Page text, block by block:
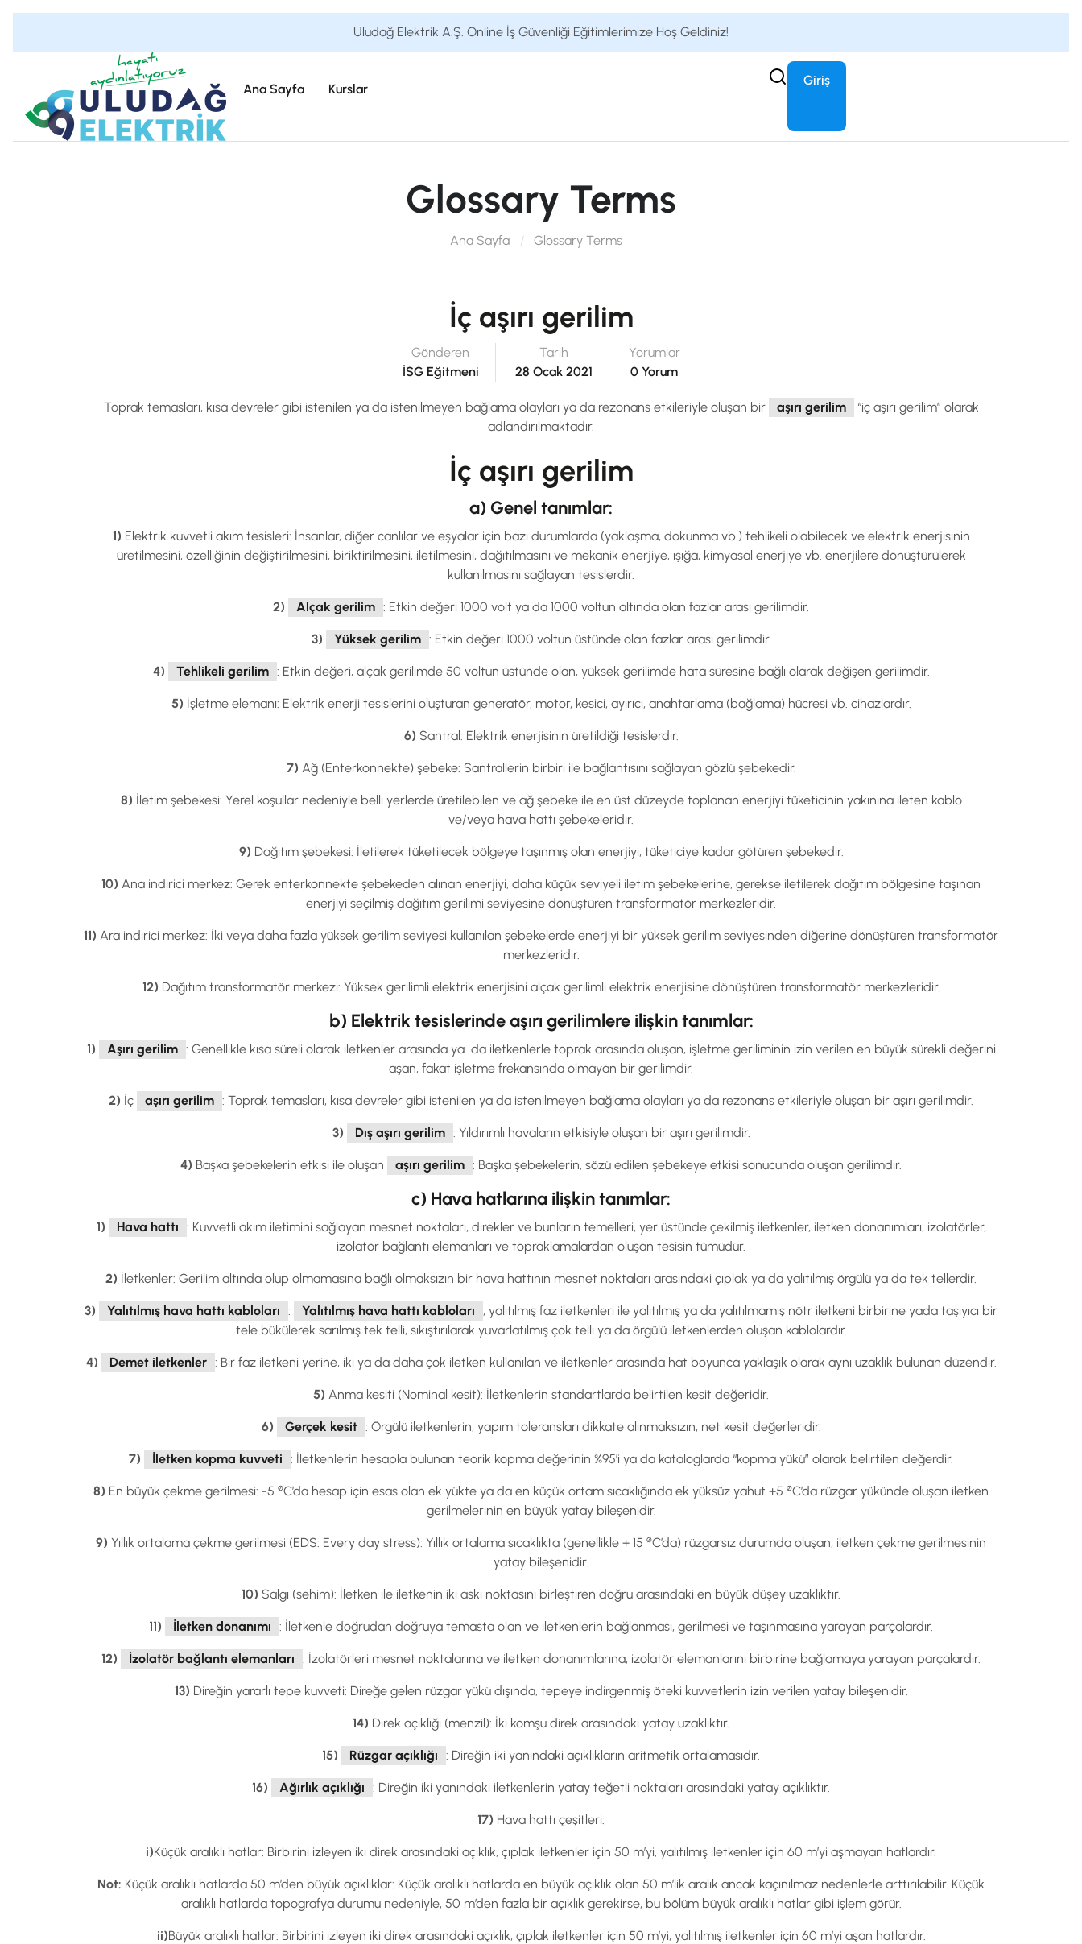
Uludağ Elektrik A.Ş. Online İş Güvenliği Eğitimlerimize Hoş Geldiniz!
Ana Sayfa Kurslar
Giriş
Glossary Terms
Ana Sayfa Glossary Terms
İç aşırı gerilim
Gönderen
İSG Eğitmeni
Tarih
28 Ocak 2021
Yorumlar
0 Yorum
Toprak temasları, kısa devreler gibi istenilen ya da istenilmeyen bağlama olayları ya da rezonans etkileriyle oluşan bir aşırı gerilim
“iç aşırı gerilim” olarak
adlandırılmaktadır.
İç aşırı gerilim
a) Genel tanımlar:
1) Elektrik kuvvetli akım tesisleri: İnsanlar, diğer canlılar ve eşyalar için bazı durumlarda (yaklaşma, dokunma vb.) tehlikeli olabilecek ve elektrik enerjisinin
üretilmesini, özelliğinin değiştirilmesini, biriktirilmesini, iletilmesini, dağıtılmasını ve mekanik enerjiye, ışığa, kimyasal enerjiye vb. enerjilere dönüştürülerek
kullanılmasını sağlayan tesislerdir.
2) Alçak gerilim : Etkin değeri 1000 volt ya da 1000 voltun altında olan fazlar arası gerilimdir.
3) Yüksek gerilim : Etkin değeri 1000 voltun üstünde olan fazlar arası gerilimdir.
4) Tehlikeli gerilim : Etkin değeri, alçak gerilimde 50 voltun üstünde olan, yüksek gerilimde hata süresine bağlı olarak değişen gerilimdir.
5) İşletme elemanı: Elektrik enerji tesislerini oluşturan generatör, motor, kesici, ayırıcı, anahtarlama (bağlama) hücresi vb. cihazlardır.
6) Santral: Elektrik enerjisinin üretildiği tesislerdir.
7) Ağ (Enterkonnekte) şebeke: Santrallerin birbiri ile bağlantısını sağlayan gözlü şebekedir.
8) İletim şebekesi: Yerel koşullar nedeniyle belli yerlerde üretilebilen ve ağ şebeke ile en üst düzeyde toplanan enerjiyi tüketicinin yakınına ileten kablo
ve/veya hava hattı şebekeleridir.
9) Dağıtım şebekesi: İletilerek tüketilecek bölgeye taşınmış olan enerjiyi, tüketiciye kadar götüren şebekedir.
10) Ana indirici merkez: Gerek enterkonnekte şebekeden alınan enerjiyi, daha küçük seviyeli iletim şebekelerine, gerekse iletilerek dağıtım bölgesine taşınan
enerjiyi seçilmiş dağıtım gerilimi seviyesine dönüştüren transformatör merkezleridir.
11) Ara indirici merkez: İki veya daha fazla yüksek gerilim seviyesi kullanılan şebekelerde enerjiyi bir yüksek gerilim seviyesinden diğerine dönüştüren transformatör
merkezleridir.
12) Dağıtım transformatör merkezi: Yüksek gerilimli elektrik enerjisini alçak gerilimli elektrik enerjisine dönüştüren transformatör merkezleridir.
b) Elektrik tesislerinde aşırı gerilimlere ilişkin tanımlar:
1) Aşırı gerilim : Genellikle kısa süreli olarak iletkenler arasında ya da iletkenlerle toprak arasında oluşan, işletme geriliminin izin verilen en büyük sürekli değerini
aşan, fakat işletme frekansında olmayan bir gerilimdir.
2) İç aşırı gerilim : Toprak temasları, kısa devreler gibi istenilen ya da istenilmeyen bağlama olayları ya da rezonans etkileriyle oluşan bir aşırı gerilimdir.
3) Dış aşırı gerilim : Yıldırımlı havaların etkisiyle oluşan bir aşırı gerilimdir.
4) Başka şebekelerin etkisi ile oluşan aşırı gerilim : Başka şebekelerin, sözü edilen şebekeye etkisi sonucunda oluşan gerilimdir.
c) Hava hatlarına ilişkin tanımlar:
1) Hava hattı : Kuvvetli akım iletimini sağlayan mesnet noktaları, direkler ve bunların temelleri, yer üstünde çekilmiş iletkenler, iletken donanımları, izolatörler,
izolatör bağlantı elemanları ve topraklamalardan oluşan tesisin tümüdür.
2) İletkenler: Gerilim altında olup olmamasına bağlı olmaksızın bir hava hattının mesnet noktaları arasındaki çıplak ya da yalıtılmış örgülü ya da tek tellerdir.
3) Yalıtılmış hava hattı kabloları : Yalıtılmış hava hattı kabloları
, yalıtılmış faz iletkenleri ile yalıtılmış ya da yalıtılmamış nötr iletkeni birbirine yada taşıyıcı bir
tele bükülerek sarılmış tek telli, sıkıştırılarak yuvarlatılmış çok telli ya da örgülü iletkenlerden oluşan kablolardır.
4) Demet iletkenler : Bir faz iletkeni yerine, iki ya da daha çok iletken kullanılan ve iletkenler arasında hat boyunca yaklaşık olarak aynı uzaklık bulunan düzendir.
5) Anma kesiti (Nominal kesit): İletkenlerin standartlarda belirtilen kesit değeridir.
6) Gerçek kesit : Örgülü iletkenlerin, yapım toleransları dikkate alınmaksızın, net kesit değerleridir.
7) İletken kopma kuvveti : İletkenlerin hesapla bulunan teorik kopma değerinin %95’i ya da kataloglarda “kopma yükü” olarak belirtilen değerdir.
8) En büyük çekme gerilmesi: -5 øC’da hesap için esas olan ek yükte ya da en küçük ortam sıcaklığında ek yüksüz yahut +5 øC’da rüzgar yükünde oluşan iletken
gerilmelerinin en büyük yatay bileşenidir.
9) Yıllık ortalama çekme gerilmesi (EDS: Every day stress): Yıllık ortalama sıcaklıkta (genellikle + 15 øC’da) rüzgarsız durumda oluşan, iletken çekme gerilmesinin
yatay bileşenidir.
10) Salgı (sehim): İletken ile iletkenin iki askı noktasını birleştiren doğru arasındaki en büyük düşey uzaklıktır.
11) İletken donanımı : İletkenle doğrudan doğruya temasta olan ve iletkenlerin bağlanması, gerilmesi ve taşınmasına yarayan parçalardır.
12) İzolatör bağlantı elemanları : İzolatörleri mesnet noktalarına ve iletken donanımlarına, izolatör elemanlarını birbirine bağlamaya yarayan parçalardır.
13) Direğin yararlı tepe kuvveti: Direğe gelen rüzgar yükü dışında, tepeye indirgenmiş öteki kuvvetlerin izin verilen yatay bileşenidir.
14) Direk açıklığı (menzil): İki komşu direk arasındaki yatay uzaklıktır.
15) Rüzgar açıklığı : Direğin iki yanındaki açıklıkların aritmetik ortalamasıdır.
16) Ağırlık açıklığı : Direğin iki yanındaki iletkenlerin yatay teğetli noktaları arasındaki yatay açıklıktır.
17) Hava hattı çeşitleri:
i)Küçük aralıklı hatlar: Birbirini izleyen iki direk arasındaki açıklık, çıplak iletkenler için 50 m’yi, yalıtılmış iletkenler için 60 m’yi aşmayan hatlardır.
Not: Küçük aralıklı hatlarda 50 m’den büyük açıklıklar: Küçük aralıklı hatlarda en büyük açıklık olan 50 m’lik aralık ancak kaçınılmaz nedenlerle arttırılabilir. Küçük
aralıklı hatlarda topografya durumu nedeniyle, 50 m’den fazla bir açıklık gerekirse, bu bölüm büyük aralıklı hatlar gibi işlem görür.
ii)Büyük aralıklı hatlar: Birbirini izleyen iki direk arasındaki açıklık, çıplak iletkenler için 50 m’yi, yalıtılmış iletkenler için 60 m’yi aşan hatlardır.